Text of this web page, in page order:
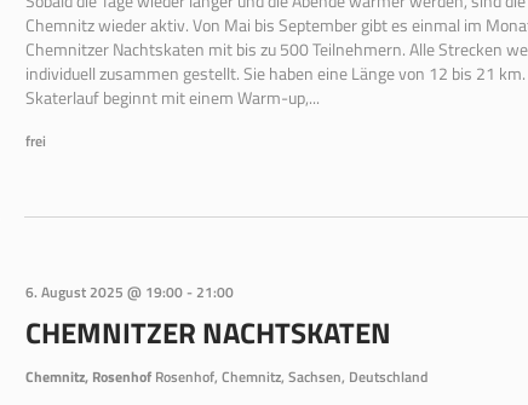
Chemnitz wieder aktiv. Von Mai bis September gibt es einmal im
Chemnitzer Nachtskaten mit bis zu 500 Teilnehmern. Alle Strecken
individuell zusammen gestellt. Sie haben eine Länge von 12 bis 21 km.
Skaterlauf beginnt mit einem Warm-up,...
frei
CHEMNITZER NACHTSKATEN
6. August 2025 @ 19:00-21:00
Chemnitz, Rosenhof Rosenhof, Chemnitz, Sachsen, Deutschland